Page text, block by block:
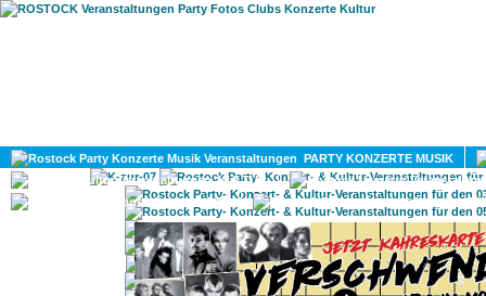
PARTY KONZERTE MUSIK
KULTUR
GAY